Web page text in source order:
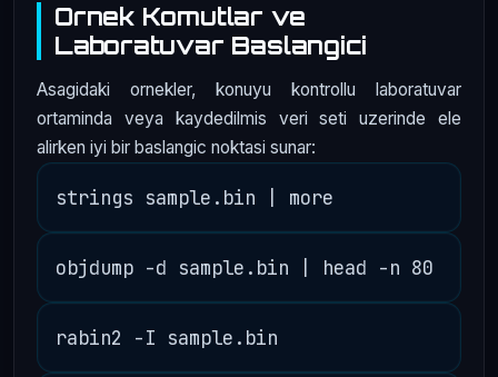
Ornek Komutlar ve
Laboratuvar Baslangici
Asagidaki ornekler, konuyu kontrollu laboratuvar
ortaminda veya kaydedilmis veri seti uzerinde ele
alirken iyi bir baslangic noktasi sunar: